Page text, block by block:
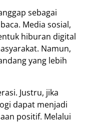
sebagai
Media sosial,
hiburan digital
Namun,
yang lebih
Justru, jika
dapat menjadi
positif. Melalui